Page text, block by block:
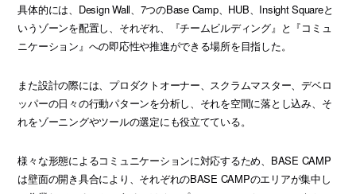
具体的には、Design Wall、7つのBase Camp、HUB、Insight Squareと
いうゾーンを配置し、それぞれ、『チームビルディング』と『コミュ
ニケーション』への即応性や推進ができる場所を目指した。
また設計の際には、プロダクトオーナー、スクラムマスター、デベロ
ッパーの日々の行動パターンを分析し、それを空間に落とし込み、そ
れをゾーニングやツールの選定にも役立てている。
様々な形態によるコミュニケーションに対応するため、BASE CAMP
は壁面の開き具合により、それぞれのBASE CAMPのエリアが集中し